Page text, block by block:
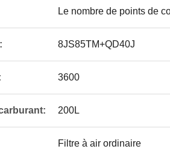
Le nombre de points de
8JS85TM+QD40J
3600
200L
Filtre à air ordinaire